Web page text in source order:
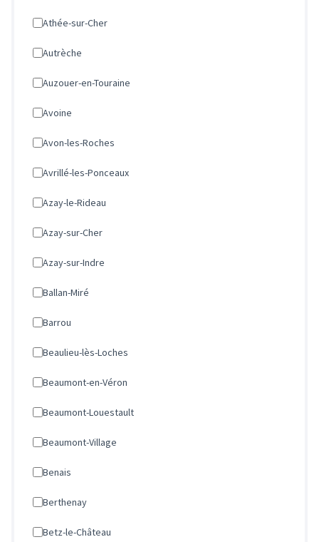
Athée-sur-Cher
Autrèche
Auzouer-en-Touraine
Avoine
Avon-les-Roches
Avrillé-les-Ponceaux
Azay-le-Rideau
Azay-sur-Cher
Azay-sur-Indre
Ballan-Miré
Barrou
Beaulieu-lès-Loches
Beaumont-en-Véron
Beaumont-Louestault
Beaumont-Village
Benais
Berthenay
Betz-le-Château